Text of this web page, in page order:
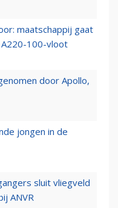
maatschappij gaat
A220-100-vloot
door Apollo,
jongen in de
sluit vliegveld
ANVR